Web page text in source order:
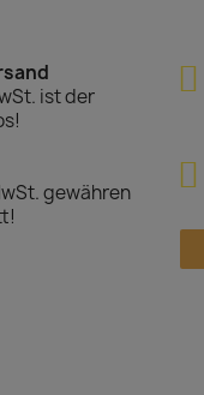
ist der
gewähren